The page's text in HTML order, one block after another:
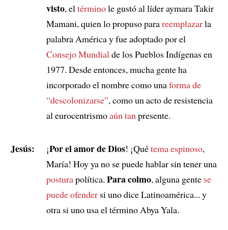
visto, el términole gustó al líder aymara Takir
Mamani, quien lo propuso parareemplazarla
palabra América y fue adoptado por el
Consejo Mundial de los Pueblos Indígenas en
1977. Desde entonces, mucha gente ha
incorporado el nombre como unaforma de
“descolonizarse”, como un acto de resistencia
al eurocentrismoaún tan presente.
Jesús: ¡Por el amor de Dios! ¡Quétema espinoso,
María! Hoy ya no se puede hablar sin tener una
posturapolítica. Para colmo, alguna gente se
puede ofendersi uno dice Latinoamérica... y
otra si uno usa el término Abya Yala.